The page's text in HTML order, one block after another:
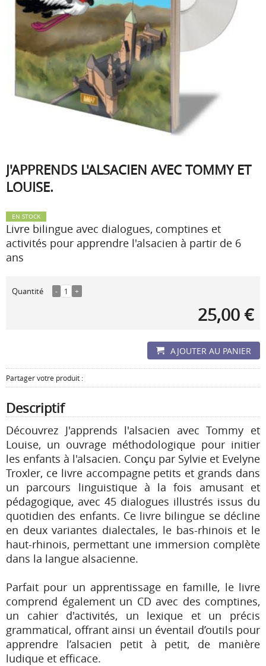
J'APPRENDS L'ALSACIEN AVEC TOMMY ET
LOUISE.
EN STOCK
Livre bilingue avec dialogues, comptines et
activités pour apprendre l'alsacien à partir de 6
ans
Quantité - 1 +
25,00 €
AJOUTER AU PANIER
Partager votre produit :
Descriptif
Découvrez J'apprends l'alsacien avec Tommy et
Louise, un ouvrage méthodologique pour initier
les enfants à l'alsacien. Conçu par Sylvie et Evelyne
Troxler, ce livre accompagne petits et grands dans
un parcours linguistique à la fois amusant et
pédagogique, avec 45 dialogues illustrés issus du
quotidien des enfants. Ce livre bilingue se décline
en deux variantes dialectales, le bas-rhinois et le
haut-rhinois, permettant une immersion complète
dans la langue alsacienne.
Parfait pour un apprentissage en famille, le livre
comprend également un CD avec des comptines,
un cahier d'activités, un lexique et un précis
grammatical, offrant ainsi un éventail d’outils pour
apprendre l’alsacien petit à petit, de manière
ludique et efficace.